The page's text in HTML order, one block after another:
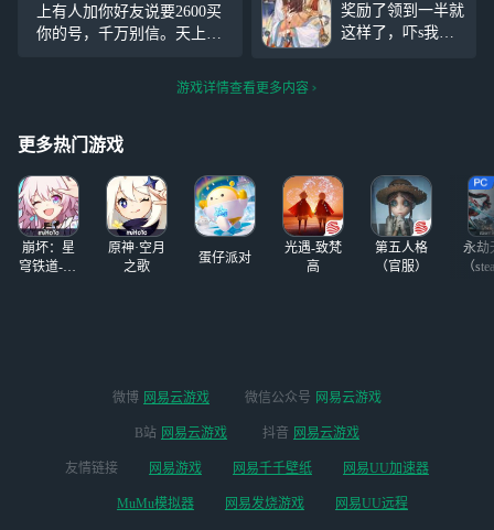
别丰富，惩罚机制
还可以戴兽耳（癫
暗的爬行）
----------------------
-------- 「有
上有人加你好友说要2600买
你的号，千万别信。天上不
别号没了，财也全没了
奖励了领到一半就
这样了，吓s我了
到讨这个游戏抄
袭，没想
到。。。。
游戏详情查看更多内容
更多热门游戏
崩坏：星
穹铁道-4.4
原神·空月
之歌
蛋仔派对
光遇-致梵
高
第五人格
（官服）
永劫
（
微博 网易云游戏 微信公众号 网易云游戏
B站 网易云游戏 抖音 网易云游戏
友情链接 网易游戏 网易千千壁纸 网易UU加速器
MuMu模拟器 网易发烧游戏 网易UU远程